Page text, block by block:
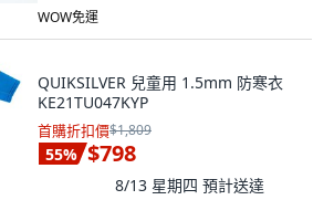
WOW免運
QUIKSILVER 兒童用 1.5mm 防寒衣
KE21TU047KYP
首購折扣價$1,809
55% $798
8/13 星期四 預計送達